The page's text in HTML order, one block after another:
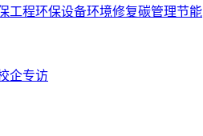
工程环保设备环境修复碳管理节能
企专访